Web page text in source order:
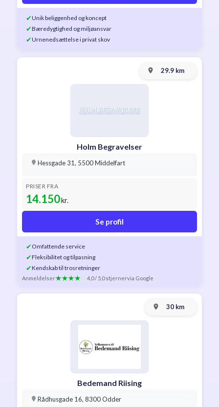
✔Unik beliggenhed og koncept
✔Bæredygtighed og miljøansvar
✔Urnenedsættelse i privat skov
29.9 km
Holm Begravelser
Hessgade 31, 5500 Middelfart
PRISER FRA
14.150kr.
Se profil
✔ Omfattende service
✔Fleksibilitet og tilpasning
✔Kendskab til trosretninger
Anmeldelser 4,0 / 5,0 stjernervia Google
30 km
Bedemand Riising
Rådhusgade 16, 8300 Odder